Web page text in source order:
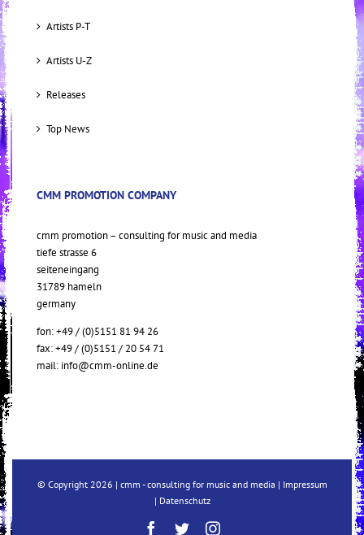
Artists P-T
Artists U-Z
Releases
Top News
CMM PROMOTION COMPANY
cmm promotion – consulting for music and media
tiefe strasse 6
seiteneingang
31789 hameln
germany
fon: +49 / (0)5151 81 94 26
fax: +49 / (0)5151 / 20 54 71
mail: info@cmm-online.de
© Copyright 2026 | cmm - consulting for music and media | Impressum
| Datenschutz
Facebook
TwitterInstagram